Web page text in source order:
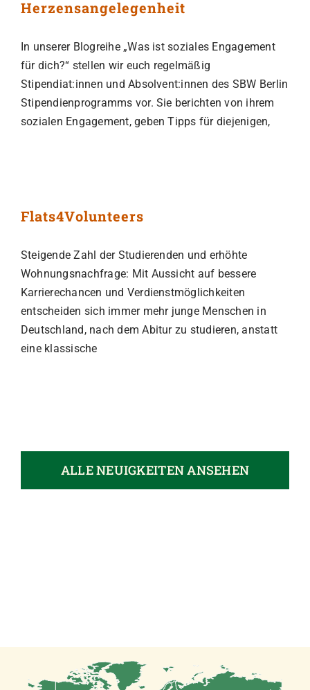
Herzensangelegenheit
In unserer Blogreihe „Was ist soziales Engagement
für dich?“ stellen wir euch regelmäßig
Stipendiat:innen und Absolvent:innen des SBW Berlin
Stipendienprogramms vor. Sie berichten von ihrem
sozialen Engagement, geben Tipps für diejenigen,
Flats4Volunteers
Steigende Zahl der Studierenden und erhöhte
Wohnungsnachfrage: Mit Aussicht auf bessere
Karrierechancen und Verdienstmöglichkeiten
entscheiden sich immer mehr junge Menschen in
Deutschland, nach dem Abitur zu studieren, anstatt
eine klassische
ALLE NEUIGKEITEN ANSEHEN